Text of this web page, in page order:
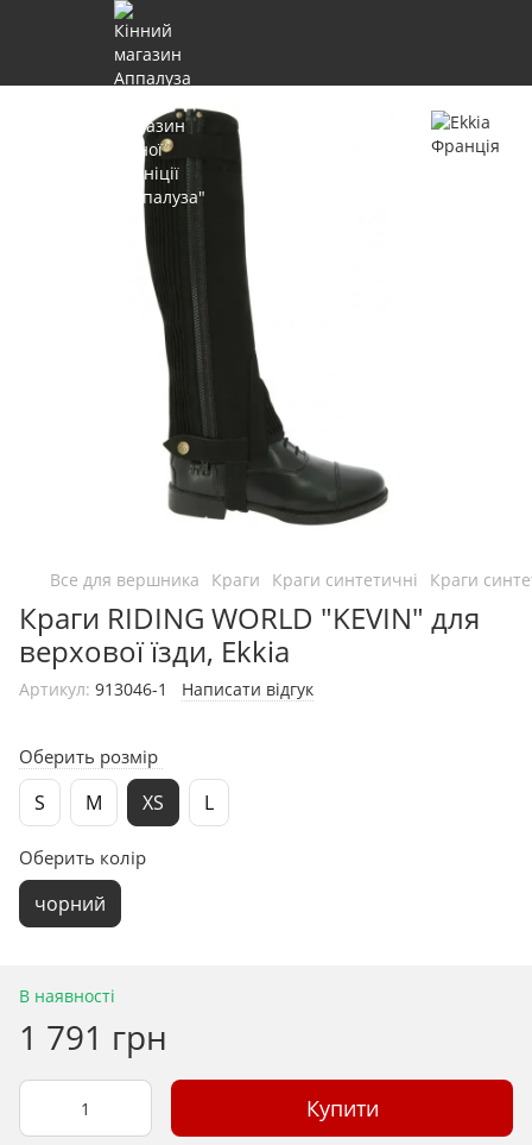
Все для вершника Краги Краги синтетичні Краги
Краги RIDING WORLD "KEVIN" для
верхової їзди, Ekkia
Артикул: 913046-1 Написати відгук
Оберить розмір
S M XS L
Оберить колір
чорний
В наявності
1 791 грн
Купити